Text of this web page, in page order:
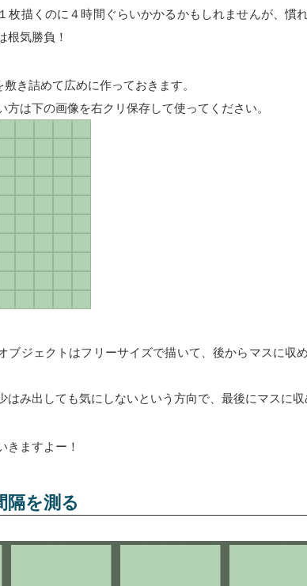
枚描くのに４時間ぐらいかかるかもしれませんが、慣
根気勝負！
き詰めて広めに作っておきます。
方は下の画像を右クリ保存して使ってください。
ブジェクトはフリーサイズで描いて、後からマスに収
はみ出しても気にしないという方向で、最後にマスに収
きますよー！
隔を測る